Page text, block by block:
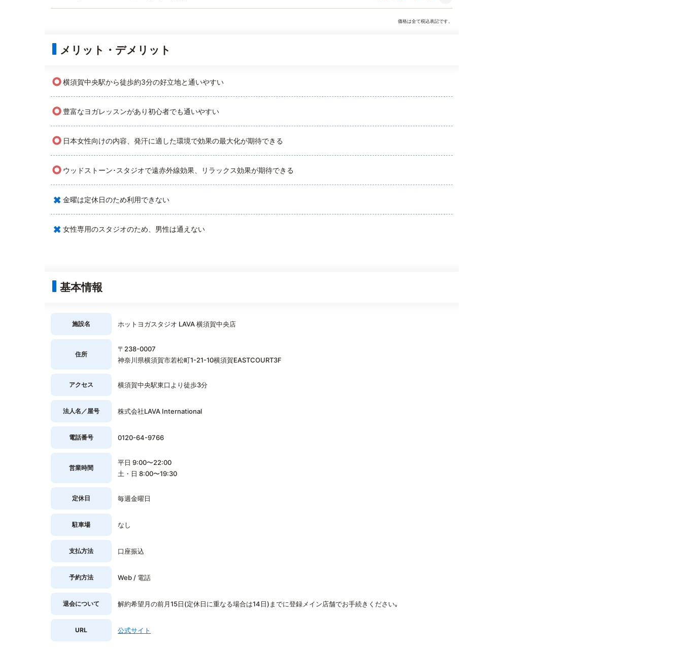
価格は全て税込表記です。
メリット・デメリット
○横須賀中央駅から徒歩約3分の好立地と通いやすい
○ 豊富なヨガレッスンがあり初心者でも通いやすい
○ 日本女性向けの内容、発汗に適した環境で効果の最大化が期待できる
○ ウッドストーン･スタジオで遠赤外線効果、リラックス効果が期待できる
× 金曜は定休日のため利用できない
× 女性専用のスタジオのため、男性は通えない
基本情報
施設名 ホットヨガスタジオ LAVA 横須賀中央店
住所
〒238-0007
神奈川県横須賀市若松町1-21-10横須賀EASTCOURT3F
アクセス 横須賀中央駅東口より徒歩3分
法人名／屋号 株式会社LAVA International
電話番号 0120-64-9766
営業時間
平日 9:00〜22:00
土・日 8:00〜19:30
定休日 毎週金曜日
駐車場 なし
支払方法 口座振込
予約方法 Web / 電話
退会について 解約希望月の前月15日(定休日に重なる場合は14日)までに登録メイン店舗でお手続きください｡
URL 公式サイト